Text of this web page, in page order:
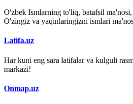
O'zbek Ismlarning to'liq, batafsil
O'zingiz va yaqinlaringizni ismlari
Latifa.uz
Har kuni eng sara latifalar va kulguli
markazi!
Onmap.uz